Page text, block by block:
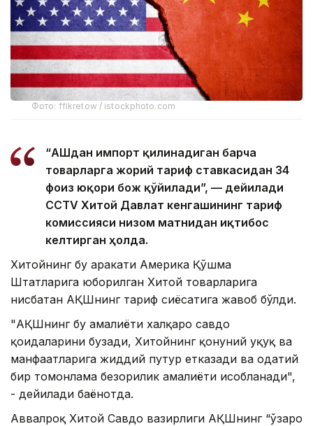
Фото: ffikretow / istockphoto.com
“АҚШдан импорт қилинадиган барча
товарларга жорий тариф ставкасидан 34
фоиз юқори бож қўйилади”, — дейилади
CCTV Хитой Давлат кенгашининг тариф
комиссияси низом матнидан иқтибос
келтирган ҳолда.
Хитойнинг бу ҳаракати Америка Қўшма
Штатларига юборилган Хитой товарларига
нисбатан АҚШнинг тариф сиёсатига жавоб бўлди.
"АҚШнинг бу амалиёти халқаро савдо
қоидаларини бузади, Хитойнинг қонуний ҳуқуқ ва
манфаатларига жиддий путур етказади ва одатий
бир томонлама безорилик амалиёти ҳисобланади",
- дейилади баёнотда.
Аввалроқ Хитой Савдо вазирлиги АҚШнинг “ўзаро